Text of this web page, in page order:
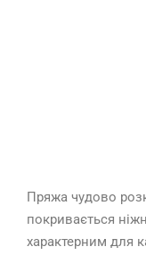
Пряжа чудово
покривається
характерним для